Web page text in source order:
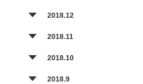
2018.12
2018.11
2018.10
2018.9